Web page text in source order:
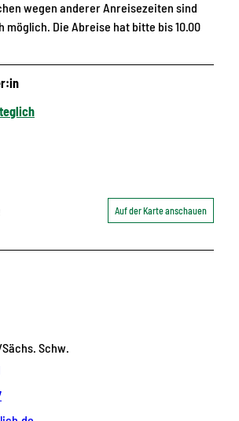
wegen anderer Anreisezeiten sind
möglich. Die Abreise hat bitte bis 10.00
Auf der Karte anschauen
Schw.